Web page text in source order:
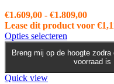
€1.609,00 - €1.809,00
Lease dit product voor €
Opties selecteren
product
heeft
meerdere
Breng mij op de hoogte
voorraad is
Quick view